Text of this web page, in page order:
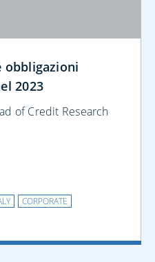
obbligazioni
2023
of Credit Research
CORPORATE